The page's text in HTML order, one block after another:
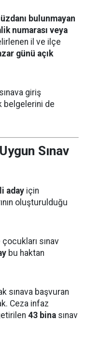
bulunmayan
numarası veya
il ve ilçe
günü açık
giriş
belgelerini de
Sınav
aday için
oluşturulduğu
sınav
bu haktan
sınava başvuran
Ceza infaz
43 bina sınav